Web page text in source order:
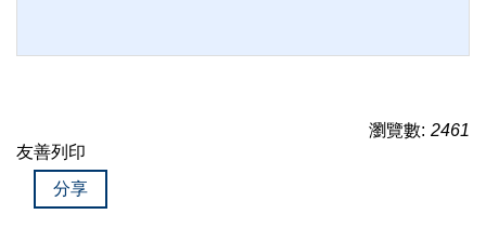
瀏覽數: 2461
友善列印
分享